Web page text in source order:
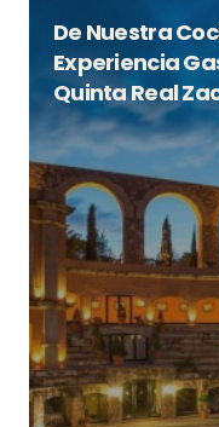
De Nuestra
Experiencia
Quinta Real